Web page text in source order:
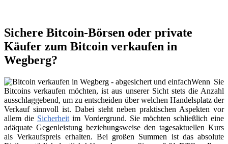
Sichere Bitcoin-Börsen oder private
Käufer zum Bitcoin verkaufen in
Wegberg?
Wenn Sie
Bitcoins verkaufen möchten, ist aus unserer Sicht stets die Anzahl
ausschlaggebend, um zu entscheiden über welchen Handelsplatz der
Verkauf sinnvoll ist. Dabei steht neben praktischen Aspekten vor
allem die Sicherheit im Vordergrund. Sie möchten schließlich eine
adäquate Gegenleistung beziehungsweise den tagesaktuellen Kurs
als Verkaufspreis erhalten. Bei großen Summen ist das absolute